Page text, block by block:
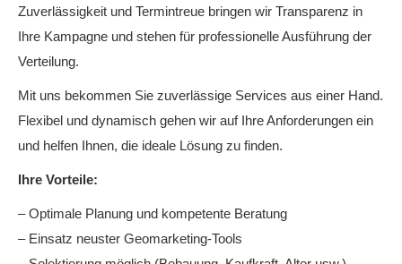
Zuverlässigkeit und Termintreue bringen wir Transparenz in
Ihre Kampagne und stehen für professionelle Ausführung der
Verteilung.
Mit uns bekommen Sie zuverlässige Services aus einer Hand.
Flexibel und dynamisch gehen wir auf Ihre Anforderungen ein
und helfen Ihnen, die ideale Lösung zu finden.
Ihre Vorteile:
– Optimale Planung und kompetente Beratung
– Einsatz neuster Geomarketing-Tools